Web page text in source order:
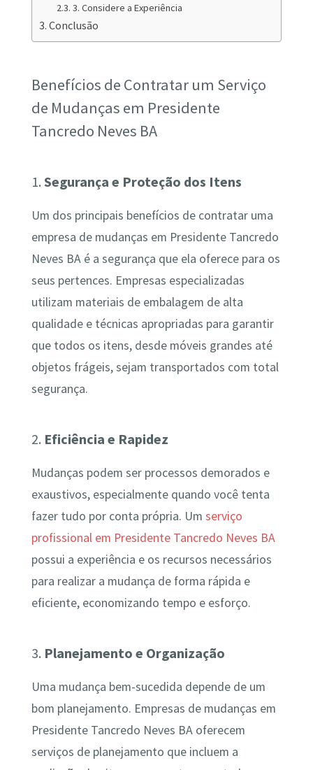
3. Considere a Experiência
Conclusão
Benefícios de Contratar um Serviço
de Mudanças em Presidente
Tancredo Neves BA
1. Segurança e Proteção dos Itens
Um dos principais benefícios de contratar uma
empresa de mudanças em Presidente Tancredo
Neves BA é a segurança que ela oferece para os
seus pertences. Empresas especializadas
utilizam materiais de embalagem de alta
qualidade e técnicas apropriadas para garantir
que todos os itens, desde móveis grandes até
objetos frágeis, sejam transportados com total
segurança.
2. Eficiência e Rapidez
Mudanças podem ser processos demorados e
exaustivos, especialmente quando você tenta
fazer tudo por conta própria. Um serviço
profissional em Presidente Tancredo Neves BA
possui a experiência e os recursos necessários
para realizar a mudança de forma rápida e
eficiente, economizando tempo e esforço.
3. Planejamento e Organização
Uma mudança bem-sucedida depende de um
bom planejamento. Empresas de mudanças em
Presidente Tancredo Neves BA oferecem
serviços de planejamento que incluem a